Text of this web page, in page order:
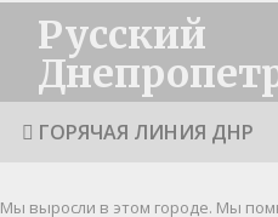
Русский
ГОРЯЧАЯ ЛИНИЯ ДНР
Мы выросли в этом городе. Мы